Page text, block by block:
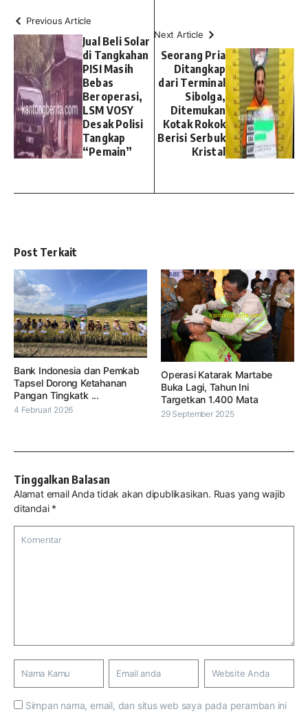
Previous Article
Jual Beli Solar
di Tangkahan
PISI Masih
Bebas
Beroperasi,
LSM VOSY
Desak Polisi
Tangkap
“Pemain”
Next Article
Seorang Pria
Ditangkap
dari Terminal
Sibolga,
Ditemukan
Kotak Rokok
Berisi Serbuk
Kristal
Post Terkait
Bank Indonesia dan Pemkab
Tapsel Dorong Ketahanan
Pangan Tingkatk ...
4 Februari 2026
Operasi Katarak Martabe
Buka Lagi, Tahun Ini
Targetkan 1.400 Mata
29 September 2025
Tinggalkan Balasan
Alamat email Anda tidak akan dipublikasikan. Ruas yang wajib
ditandai *
Simpan nama, email, dan situs web saya pada peramban ini